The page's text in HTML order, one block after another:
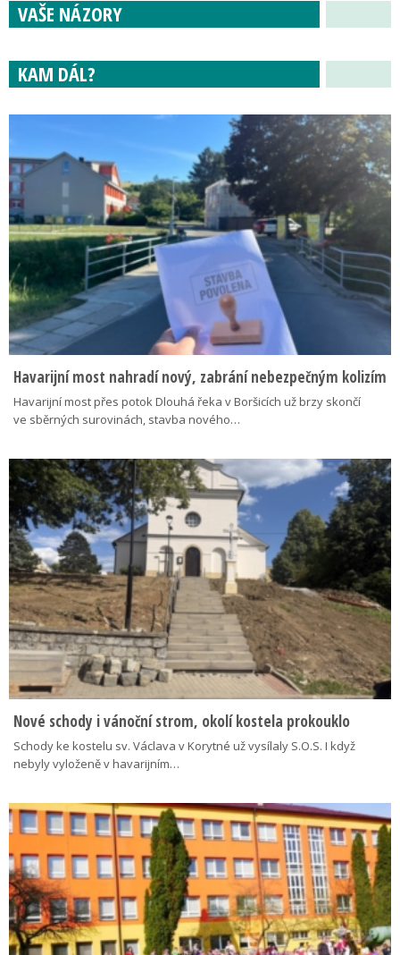
VAŠE NÁZORY
KAM DÁL?
Havarijní most nahradí nový, zabrání nebezpečným kolizím
Havarijní most přes potok Dlouhá řeka v Boršicích už brzy skončí
ve sběrných surovinách, stavba nového…
Nové schody i vánoční strom, okolí kostela prokouklo
Schody ke kostelu sv. Václava v Korytné už vysílaly S.O.S. I když
nebyly vyloženě v havarijním…